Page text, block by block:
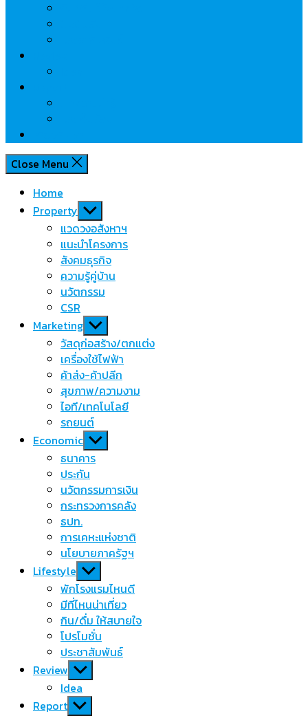
Close Menu
Home
Property Show
sub
menu
แวดวงอสังหาฯ
แนะนำโครงการ
สังคมธุรกิจ
ความรู้คู่บ้าน
นวัตกรรม
CSR
Marketing Show
sub
menu
วัสดุก่อสร้าง/ตกแต่ง
เครื่องใช้ไฟฟ้า
ค้าส่ง-ค้าปลีก
สุขภาพ/ความงาม
ไอที/เทคโนโลยี
รถยนต์
Economic Show
sub
menu
ธนาคาร
ประกัน
นวัตกรรมการเงิน
กระทรวงการคลัง
ธปท.
การเคหะแห่งชาติ
นโยบายภาครัฐฯ
Lifestyle Show
sub
menu
พักโรงแรมไหนดี
มีที่ไหนน่าเที่ยว
กิน/ดื่ม ให้สบายใจ
โปรโมชั่น
ประชาสัมพันธ์
Review Show
sub
menu
Idea
Report Show